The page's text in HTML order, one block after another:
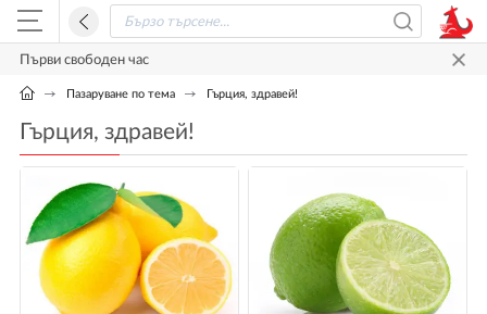
Първи свободен час
Пазаруване по тема Гърция, здравей!
Гърция, здравей!